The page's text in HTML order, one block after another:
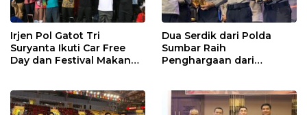
Irjen Pol Gatot Tri
Suryanta Ikuti Car Free
Day dan Festival Makan
Dua Serdik dari Polda
Sumbar Raih
Penghargaan dari